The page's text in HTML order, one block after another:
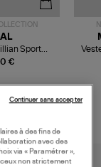
€
Sport
à des fins de
avec des
via « Paramétrer »,
ceux non strictement
Continuer sans accepter